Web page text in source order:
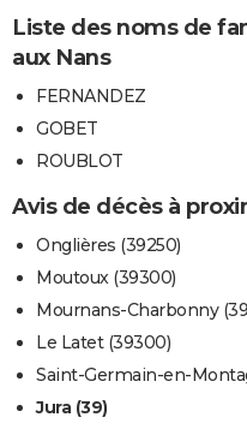
Liste des noms de
aux Nans
FERNANDEZ
GOBET
ROUBLOT
Avis de décès à
Onglières (39250)
Moutoux (39300)
Mournans-Charbonny
Le Latet (39300)
Saint-Germain-en-
Jura (39)